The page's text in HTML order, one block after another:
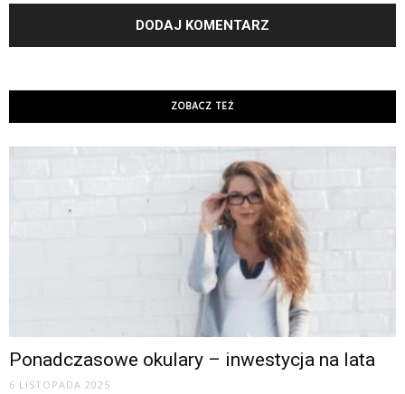
ZOBACZ TEŻ
Ponadczasowe okulary – inwestycja na lata
6 LISTOPADA 2025